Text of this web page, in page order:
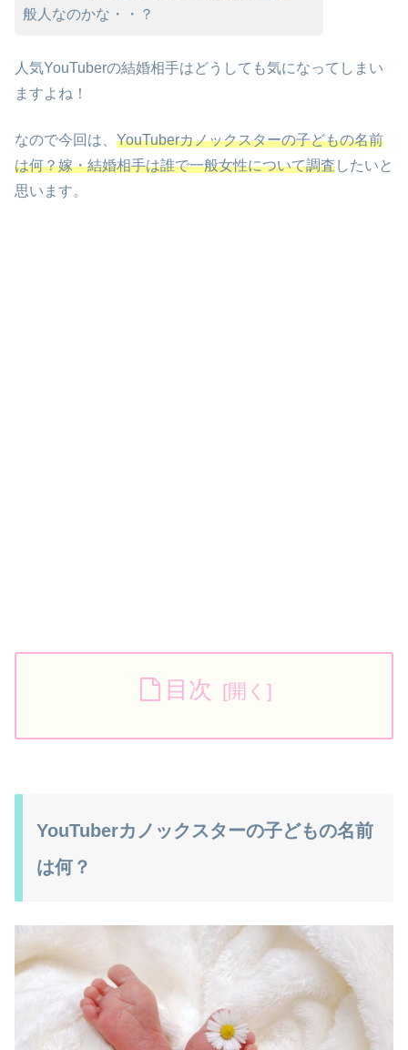
般人なのかな・・？
人気YouTuberの結婚相手はどうしても気になってしまい
ますよね！
なので今回は、 YouTuberカノックスターの子どもの名前
は何？嫁・結婚相手は誰で一般女性について調査したいと
思います。
目次
YouTuberカノックスターの子どもの名前
は何？